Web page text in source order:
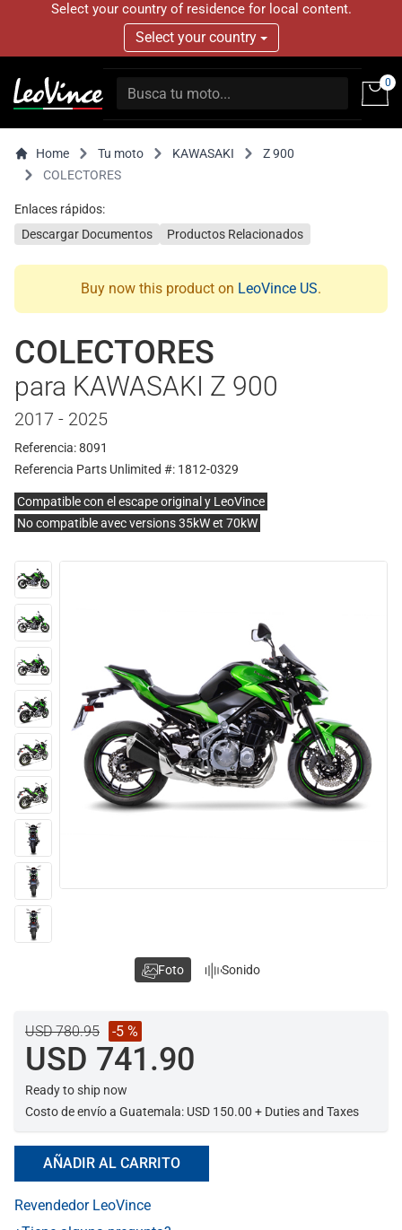
Select your country of residence for local content.
Select your country
0
Home Tu moto KAWASAKI
Z 900
COLECTORES
Enlaces rápidos:
Descargar Documentos
Productos Relacionados
Buy now this product on LeoVince US.
COLECTORES
para KAWASAKI Z 900
2017 - 2025
Referencia: 8091
Referencia Parts Unlimited #: 1812-0329
Compatible con el escape original y LeoVince
No compatible avec versions 35kW et 70kW
USD 780.95 -5 %
USD 741.90
Ready to ship now
Costo de envío a Guatemala: USD 150.00 + Duties and Taxes
AÑADIR AL CARRITO
Revendedor LeoVince
Foto Sonido